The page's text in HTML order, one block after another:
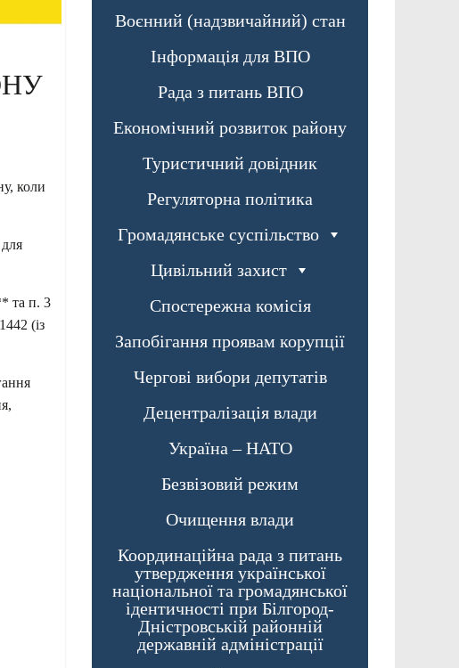
коли
та п. 3
(із
Воєнний (надзвичайний) стан
Інформація для ВПО
Рада з питань ВПО
Економічний розвиток району
Туристичний довідник
Регуляторна політика
Громадянське суспільство
Цивільний захист
Спостережна комісія
Запобігання проявам корупції
Чергові вибори депутатів
Децентралізація влади
Україна – НАТО
Безвізовий режим
Очищення влади
Координаційна рада з питань
утвердження української
національної та громадянської
ідентичності при Білгород-
Дністровській районній
державній адміністрації